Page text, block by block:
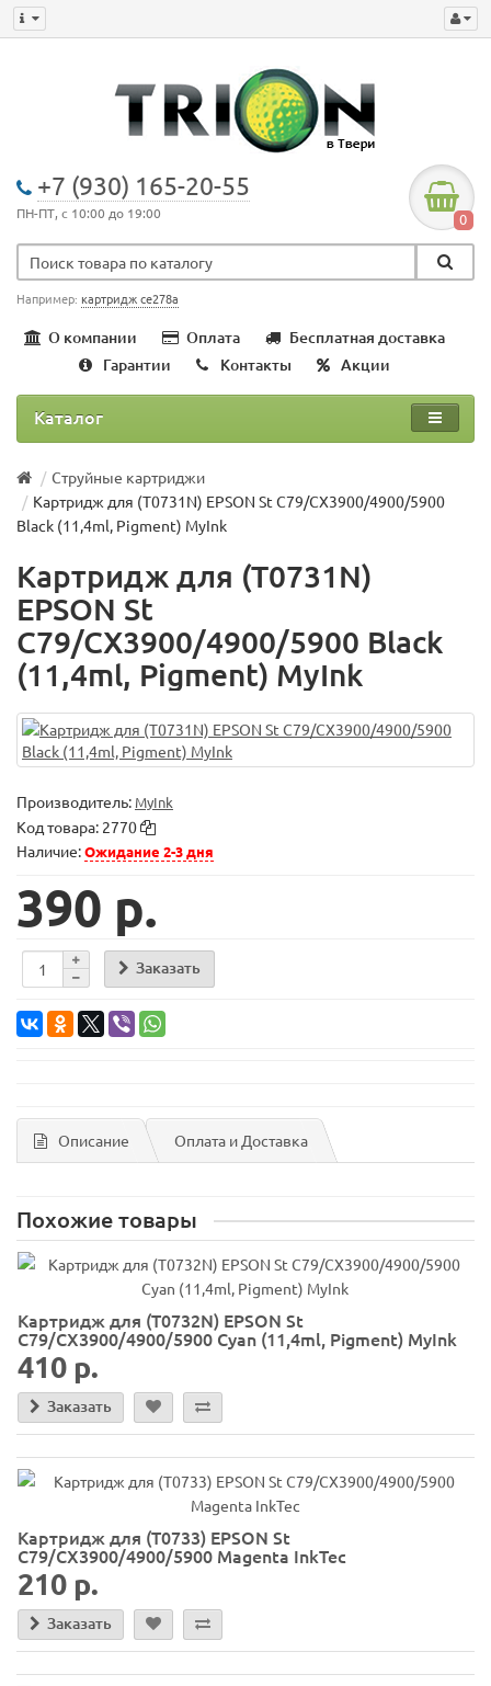
+7 (930) 165-20-55
ПН-ПТ, с 10:00 до 19:00 0
Например: картридж ce278a
О компании Оплата
Бесплатная доставка
Гарантии
Контакты Акции
Каталог
Струйные картриджи
Картридж для (T0731N) EPSON St C79/CX3900/4900/5900
Black (11,4ml, Pigment) MyInk
Картридж для (T0731N)
EPSON St
C79/CX3900/4900/5900 Black
(11,4ml, Pigment) MyInk
Производитель: MyInk
Код товара: 2770
Наличие:Ожидание 2-3 дня
390 р.
Заказать
Описание Оплата и Доставка
Похожие товары
Картридж для (T0732N) EPSON St
C79/CX3900/4900/5900 Cyan (11,4ml, Pigment) MyInk
410 р.
Заказать
Картридж для (T0733) EPSON St
C79/CX3900/4900/5900 Magenta InkTec
210 р.
Заказать